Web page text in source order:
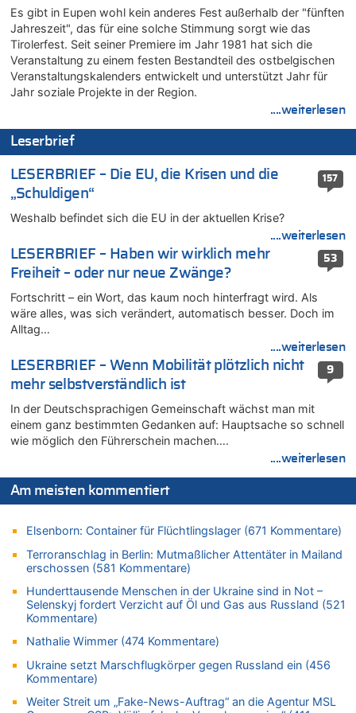
Zweite Hitzewelle in diesem Sommer ist jetzt amtlich
06.08.2026 - 14:11 von Wolfgang zu
Zurück an den Rhein: Hendrich wechselt zum 1. FC Köln
06.08.2026 - 13:59 von Chips zu
Wasserstand des Rheins in NRW so niedrig wie noch nie
06.08.2026 - 13:53 von Frage an den Hondsjong zu
06.08.2026 - 13:34 von Zeitzeuge zu
06.08.2026 - 13:27 von Hubert F. zu
Wasserstand des Rheins in NRW so niedrig wie noch nie
06.08.2026 - 13:20 von Speck für die Mâuse zu
FIFA-Spitze demonstriert Einigkeit trotz Kritik und neuer
Vorwürfe gegen Präsident Gianni Infantino
06.08.2026 - 12:41 von Hugo Egon Bernhard von Sinnen zu
Frau hörte Stimmen aus Haus des verstorbenen Nachbarn
06.08.2026 - 12:36 von Gärlinde zu
Aachen ab 11. August wieder Mekka des Pferdesports –
06.08.2026 - 12:26 von Guido Scholzen zu
Zweite Hitzewelle in diesem Sommer ist jetzt amtlich
06.08.2026 - 12:17 von Sparwasser zu
Zweite Hitzewelle in diesem Sommer ist jetzt amtlich
06.08.2026 - 12:13 von Dax zu
Zweite Hitzewelle in diesem Sommer ist jetzt amtlich
06.08.2026 - 12:13 von Heinz F. zu
Mehrere Menschen in Londons City niedergestochen
Zweite Hitzewelle in diesem Sommer ist jetzt amtlich
06.08.2026 - 12:08 von Medium zu
Frau hörte Stimmen aus Haus des verstorbenen Nachbarn
06.08.2026 - 11:52 von Hubert F. zu
Zweite Hitzewelle in diesem Sommer ist jetzt amtlich
06.08.2026 - 11:46 von Ermitler zu
Zweite Hitzewelle in diesem Sommer ist jetzt amtlich
06.08.2026 - 11:42 von Willi Müller zu
Eschweiler: 16-Jähriger soll seine Oma ermordet haben
06.08.2026 - 11:35 von ne Hondsjong zu
Es gibt in Eupen wohl kein anderes Fest außerhalb der "fünften
Jahreszeit", das für eine solche Stimmung sorgt wie das
Tirolerfest. Seit seiner Premiere im Jahr 1981 hat sich die
Veranstaltung zu einem festen Bestandteil des ostbelgischen
Veranstaltungskalenders entwickelt und unterstützt Jahr für
Jahr soziale Projekte in der Region.
....weiterlesen
Leserbrief
157
LESERBRIEF – Die EU, die Krisen und die
„Schuldigen“
Weshalb befindet sich die EU in der aktuellen Krise?
....weiterlesen
53
LESERBRIEF – Haben wir wirklich mehr
Freiheit – oder nur neue Zwänge?
Fortschritt – ein Wort, das kaum noch hinterfragt wird. Als
wäre alles, was sich verändert, automatisch besser. Doch im
Alltag…
....weiterlesen
9
LESERBRIEF – Wenn Mobilität plötzlich nicht
mehr selbstverständlich ist
In der Deutschsprachigen Gemeinschaft wächst man mit
einem ganz bestimmten Gedanken auf: Hauptsache so schnell
wie möglich den Führerschein machen….
....weiterlesen
Am meisten kommentiert
Elsenborn: Container für Flüchtlingslager (671 Kommentare)
Terroranschlag in Berlin: Mutmaßlicher Attentäter in Mailand
erschossen (581 Kommentare)
Hunderttausende Menschen in der Ukraine sind in Not –
Selenskyj fordert Verzicht auf Öl und Gas aus Russland (521
Kommentare)
Nathalie Wimmer (474 Kommentare)
Ukraine setzt Marschflugkörper gegen Russland ein (456
Kommentare)
Weiter Streit um „Fake-News-Auftrag“ an die Agentur MSL